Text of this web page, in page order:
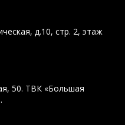
д.10, стр. 2, этаж
50. ТВК «Большая